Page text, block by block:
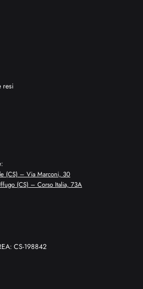
resi
(CS) – Via Marconi, 30
(CS) – Corso Italia, 73A
CS-198842